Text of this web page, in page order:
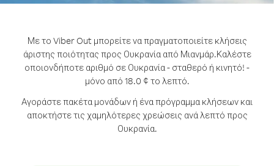
Με το Viber Out μπορείτε να πραγματοποιείτε κλήσεις
άριστης ποιότητας προς Ουκρανία από Μιανμάρ.Καλέστε
οποιονδήποτε αριθμό σε Ουκρανία - σταθερό ή κινητό! -
μόνο από 18.0 ¢ το λεπτό.
Αγοράστε πακέτα μονάδων ή ένα πρόγραμμα κλήσεων και
αποκτήστε τις χαμηλότερες χρεώσεις ανά λεπτό προς
Ουκρανία.